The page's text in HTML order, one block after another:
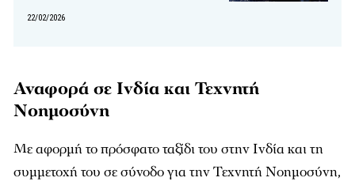
22/02/2026
Αναφορά σε Ινδία και Τεχνητή
Νοημοσύνη
Με αφορμή το πρόσφατο ταξίδι του στην Ινδία και τη
συμμετοχή του σε σύνοδο για την Τεχνητή Νοημοσύνη,